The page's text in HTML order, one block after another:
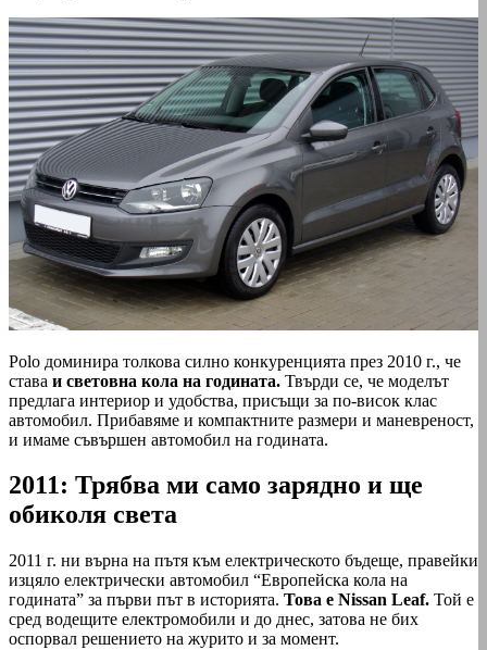
Polo доминира толкова силно конкуренцията през 2010 г., че
става и световна кола на годината. Твърди се, че моделът
предлага интериор и удобства, присъщи за по-висок клас
автомобил. Прибавяме и компактните размери и маневреност,
и имаме съвършен автомобил на годината.
2011: Трябва ми само зарядно и ще
обиколя света
2011 г. ни върна на пътя към електрическото бъдеще, правейки
изцяло електрически автомобил “Европейска кола на
годината” за първи път в историята. Това е Nissan Leaf. Той е
сред водещите електромобили и до днес, затова не бих
оспорвал решението на журито и за момент.